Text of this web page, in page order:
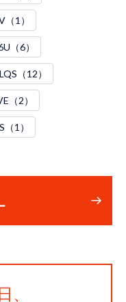
1）
（6）
（12）
（2）
1）
、